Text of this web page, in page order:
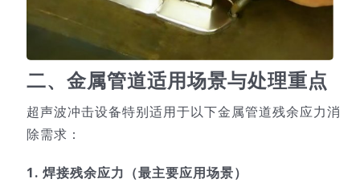
二、金属管道适用场景与处理重点
超声波冲击设备特别适用于以下金属管道残余应力消
除需求：
1. 焊接残余应力（最主要应用场景）